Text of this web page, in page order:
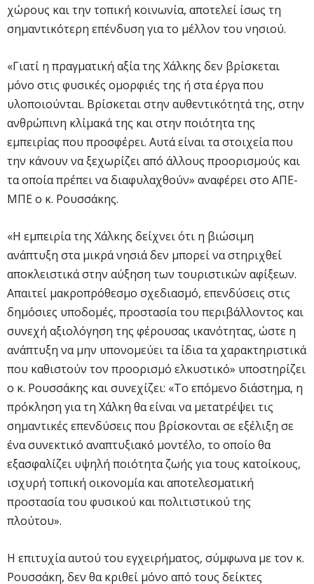
χώρους και την τοπική κοινωνία, αποτελεί ίσως τη
σημαντικότερη επένδυση για το μέλλον του νησιού.
«Γιατί η πραγματική αξία της Χάλκης δεν βρίσκεται
μόνο στις φυσικές ομορφιές της ή στα έργα που
υλοποιούνται. Βρίσκεται στην αυθεντικότητά της, στην
ανθρώπινη κλίμακά της και στην ποιότητα της
εμπειρίας που προσφέρει. Αυτά είναι τα στοιχεία που
την κάνουν να ξεχωρίζει από άλλους προορισμούς και
τα οποία πρέπει να διαφυλαχθούν» αναφέρει στο ΑΠΕ-
ΜΠΕ ο κ. Ρουσσάκης.
«Η εμπειρία της Χάλκης δείχνει ότι η βιώσιμη
ανάπτυξη στα μικρά νησιά δεν μπορεί να στηριχθεί
αποκλειστικά στην αύξηση των τουριστικών αφίξεων.
Απαιτεί μακροπρόθεσμο σχεδιασμό, επενδύσεις στις
δημόσιες υποδομές, προστασία του περιβάλλοντος και
συνεχή αξιολόγηση της φέρουσας ικανότητας, ώστε η
ανάπτυξη να μην υπονομεύει τα ίδια τα χαρακτηριστικά
που καθιστούν τον προορισμό ελκυστικό» υποστηρίζει
ο κ. Ρουσσάκης και συνεχίζει: «Το επόμενο διάστημα, η
πρόκληση για τη Χάλκη θα είναι να μετατρέψει τις
σημαντικές επενδύσεις που βρίσκονται σε εξέλιξη σε
ένα συνεκτικό αναπτυξιακό μοντέλο, το οποίο θα
εξασφαλίζει υψηλή ποιότητα ζωής για τους κατοίκους,
ισχυρή τοπική οικονομία και αποτελεσματική
προστασία του φυσικού και πολιτιστικού της
πλούτου».
Η επιτυχία αυτού του εγχειρήματος, σύμφωνα με τον κ.
Ρουσσάκη, δεν θα κριθεί μόνο από τους δείκτες